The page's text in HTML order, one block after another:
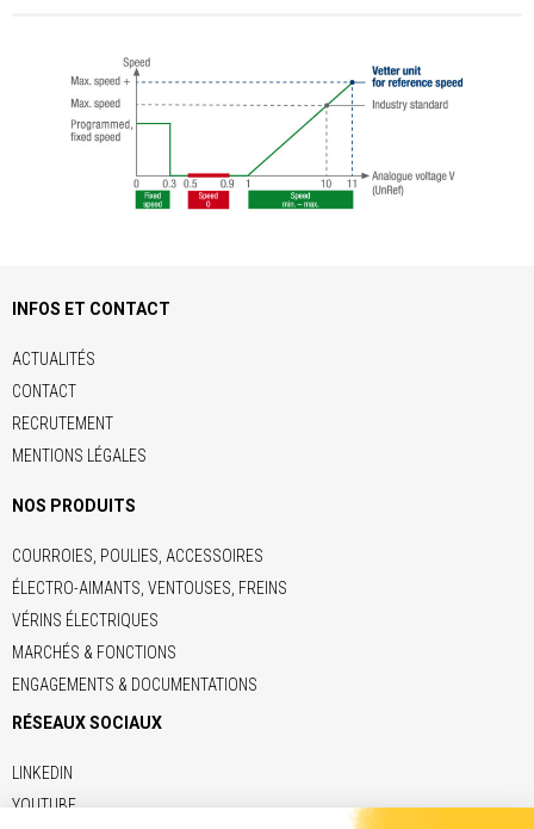
INFOS ET CONTACT
ACTUALITÉS
CONTACT
RECRUTEMENT
MENTIONS LÉGALES
NOS PRODUITS
COURROIES, POULIES, ACCESSOIRES
ÉLECTRO-AIMANTS, VENTOUSES, FREINS
VÉRINS ÉLECTRIQUES
MARCHÉS & FONCTIONS
ENGAGEMENTS & DOCUMENTATIONS
RÉSEAUX SOCIAUX
LINKEDIN
YOUTUBE